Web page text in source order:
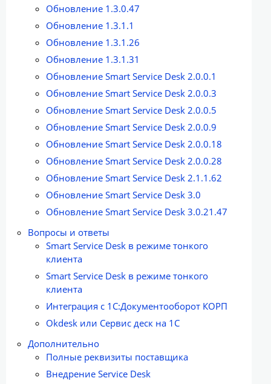
Обновление 1.3.0.47
Обновление 1.3.1.1
Обновление 1.3.1.26
Обновление 1.3.1.31
Обновление Smart Service Desk 2.0.0.1
Обновление Smart Service Desk 2.0.0.3
Обновление Smart Service Desk 2.0.0.5
Обновление Smart Service Desk 2.0.0.9
Обновление Smart Service Desk 2.0.0.18
Обновление Smart Service Desk 2.0.0.28
Обновление Smart Service Desk 2.1.1.62
Обновление Smart Service Desk 3.0
Обновление Smart Service Desk 3.0.21.47
Вопросы и ответы
Smart Service Desk в режиме тонкого
клиента
Smart Service Desk в режиме тонкого
клиента
Интеграция с 1С:Документооборот КОРП
Okdesk или Сервис деск на 1С
Дополнительно
Полные реквизиты поставщика
Внедрение Service Desk